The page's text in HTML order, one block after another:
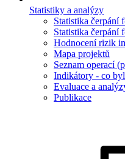
Statistiky a analýzy
Statistika čerpání
Statistika čerpání
Hodnocení rizik
Mapa projektů
Seznam operací
Indikátory - co
Evaluace a
Publikace